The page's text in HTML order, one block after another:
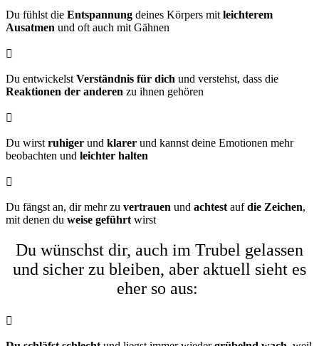
Du fühlst die Entspannung deines Körpers mitleichterem
Ausatmen und oft auch mit Gähnen

Du entwickelstVerständnis für dich und verstehst, dass die
Reaktionen der anderen zu ihnen gehören

Du wirstruhiger und klarer und kannst deine Emotionen mehr
beobachten und leichter halten

Du fängst an, dir mehr zu vertrauen und achtestaufdie Zeichen,
mit denen du weise geführtwirst
Du wünschst dir, auch im Trubel gelassen
und sicher zu bleiben, aber aktuell sieht es
eher so aus:
